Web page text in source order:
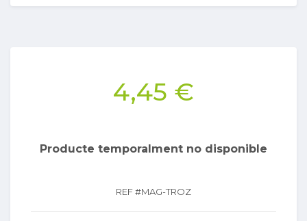
4,45 €
Producte temporalment no disponible
REF #MAG-TROZ